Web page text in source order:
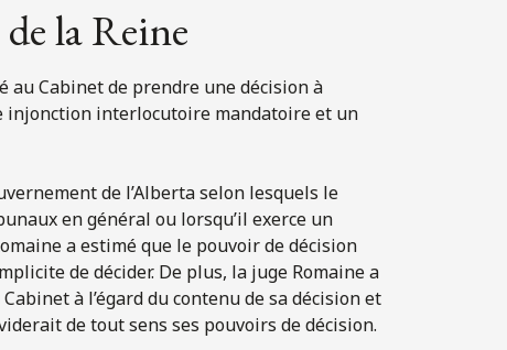
la Reine
au Cabinet de prendre une décision à
injonction interlocutoire mandatoire et un
de l’Alberta selon lesquels le
en général ou lorsqu’il exerce un
a estimé que le pouvoir de décision
de décider. De plus, la juge Romaine a
à l’égard du contenu de sa décision et
de tout sens ses pouvoirs de décision.